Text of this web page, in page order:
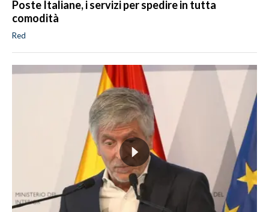
Poste Italiane, i servizi per spedire in tutta
comodità
Red